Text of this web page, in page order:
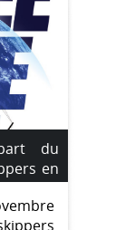
du
en